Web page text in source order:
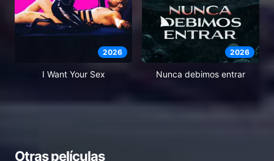
2026
I Want Your Sex
2026
Nunca debimos entrar
Otras películas